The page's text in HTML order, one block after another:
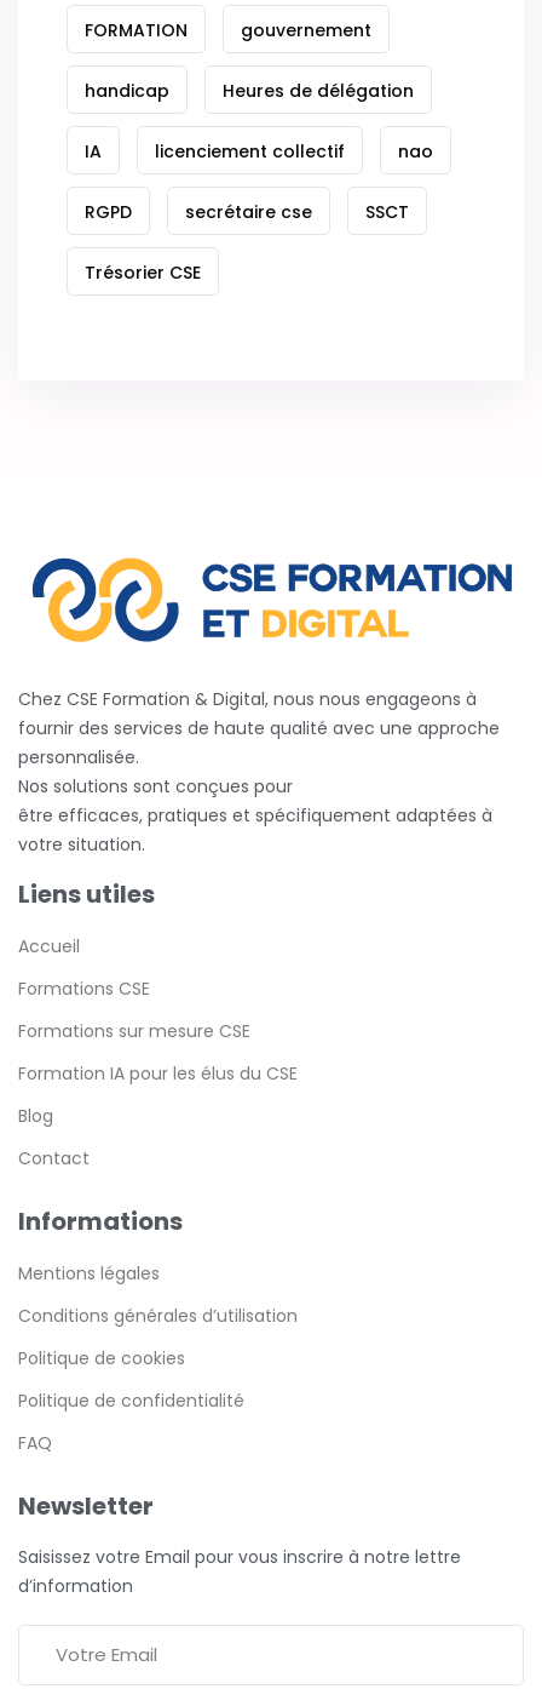
FORMATION gouvernement
handicap Heures de délégation
IA licenciement collectif nao
RGPD secrétaire cse SSCT
Trésorier CSE
Chez CSE Formation & Digital, nous nous engageons à
fournir des services de haute qualité avec une approche
personnalisée.
Nos solutions sont conçues pour
être efficaces, pratiques et spécifiquement adaptées à
votre situation.
Liens utiles
Accueil
Formations CSE
Formations sur mesure CSE
Formation IA pour les élus du CSE
Blog
Contact
Informations
Mentions légales
Conditions générales d’utilisation
Politique de cookies
Politique de confidentialité
FAQ
Newsletter
Saisissez votre Email pour vous inscrire à notre lettre
d’information